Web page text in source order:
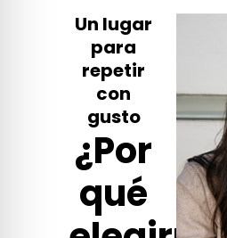
Un lugar
para
repetir
con
gusto
¿Por
qué